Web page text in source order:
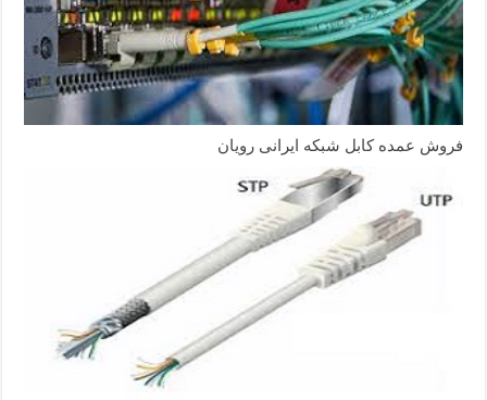
فروش عمده کابل شبکه ایرانی رویان